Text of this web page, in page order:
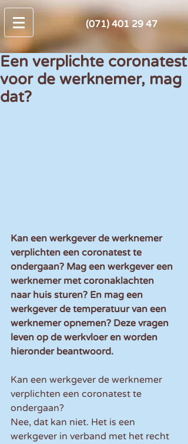
(071) 401 29 47
Een verplichte coronatest
voor de werknemer, mag
dat?
Kan een werkgever de werknemer
verplichten een coronatest te
ondergaan? Mag een werkgever een
werknemer met coronaklachten
naar huis sturen? En mag een
werkgever de temperatuur van een
werknemer opnemen? Deze vragen
leven op de werkvloer en worden
hieronder beantwoord.
Kan een werkgever de werknemer
verplichten een coronatest te
ondergaan?
Nee, dat kan niet. Het is een
werkgever in verband met het recht